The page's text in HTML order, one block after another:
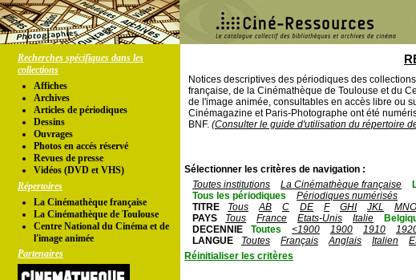
Recherches spécifiques dans les
collections
Affiches
Archives
Articles de périodiques
Dessins
Ouvrages
Photos en accés réservé
Revues de presse
Vidéos (DVD et VHS)
Répertoires
La Cinémathèque française
La Cinémathèque de Toulouse
Centre National du Cinéma et de
l'image animée
Partenaires
Notices descriptives des périodiques des
française, de la Cinémathèque de Toulouse et du
de l'image animée, consultables en accès libre ou
Cinémagazine et Paris-Photographe ont été
BNF. (Consulter le guide d'utilisation du répertoire
Sélectionner les critères de navigation :
Toutes institutions
La Cinémathèque française
Tous les périodiques
Périodiques numérisés
TITRE
Tous AB C DE F GHI JKL MNO
PAYS
Tous France Etats-Unis Italie
DECENNIE
Toutes <1900 1900 1910
LANGUE
Toutes Français Anglais Italien
Réinitialiser les critères